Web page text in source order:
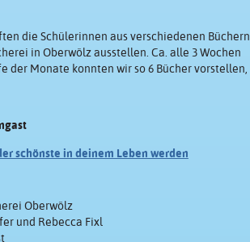
die Schülerinnen aus verschiedenen Büchern
in Oberwölz ausstellen. Ca. alle 3 Wochen
der Monate konnten wir so 6 Bücher vorstellen,
schönste in deinem Leben werden
Oberwölz
und Rebecca Fixl